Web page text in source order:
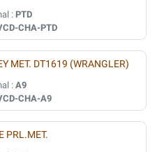
: PTD
CHA-PTD
MET. DT1619 (WRANGLER)
: A9
CHA-A9
PRL.MET.